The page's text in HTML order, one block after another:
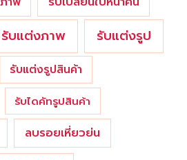
รับแต่งภาพ รับแต่งรูป
รับแต่งรูปสินค้า
รับไดคัทรูปสินค้า
ลบรอยเหี่ยวย่น